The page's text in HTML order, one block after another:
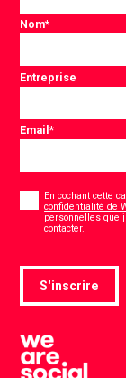
Nom*
Entreprise
Email*
Consentement
En cochant cette
confidentialité de
personnelles que
contacter.
S'inscrire